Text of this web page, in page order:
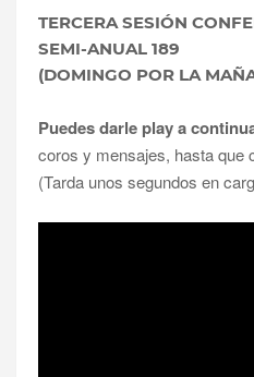
TERCERA SESIÓN
SEMI-ANUAL 189
(DOMINGO POR LA
Puedes darle play a
coros y mensajes, hasta que
(Tarda unos segundos en